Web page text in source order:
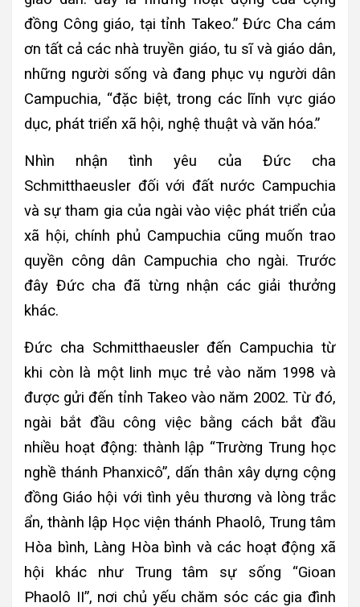
đồng Công giáo, tại tỉnh Takeo.” Đức Cha cám
ơn tất cả các nhà truyền giáo, tu sĩ và giáo dân,
những người sống và đang phục vụ người dân
Campuchia, “đặc biệt, trong các lĩnh vực giáo
dục, phát triển xã hội, nghệ thuật và văn hóa.”
Nhìn nhận tình yêu của Đức cha
Schmitthaeusler đối với đất nước Campuchia
và sự tham gia của ngài vào việc phát triển của
xã hội, chính phủ Campuchia cũng muốn trao
quyền công dân Campuchia cho ngài. Trước
đây Đức cha đã từng nhận các giải thưởng
khác.
Đức cha Schmitthaeusler đến Campuchia từ
khi còn là một linh mục trẻ vào năm 1998 và
được gửi đến tỉnh Takeo vào năm 2002. Từ đó,
ngài bắt đầu công việc bằng cách bắt đầu
nhiều hoạt động: thành lập “Trường Trung học
nghề thánh Phanxicô”, dấn thân xây dựng cộng
đồng Giáo hội với tình yêu thương và lòng trắc
ẩn, thành lập Học viện thánh Phaolô, Trung tâm
Hòa bình, Làng Hòa bình và các hoạt động xã
hội khác như Trung tâm sự sống “Gioan
Phaolô II”, nơi chủ yếu chăm sóc các gia đình